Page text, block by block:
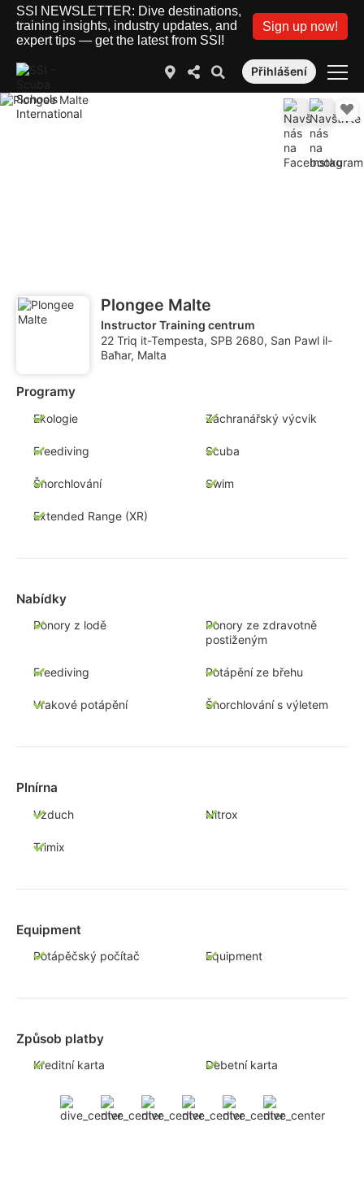
SSI NEWSLETTER: Dive destinations,
training insights, industry updates, and
expert tips — get the latest from SSI!
Sign up now!
Přihlášení
Plongee Malte
Instructor Training centrum
22 Triq it-Tempesta, SPB 2680, San Pawl il-
Baħar, Malta
Programy
Ekologie Záchranářský výcvik
Freediving Scuba
Šnorchlování Swim
Extended Range (XR)
Nabídky
Ponory z lodě
Ponory ze zdravotně
postiženým
Freediving Potápění ze břehu
Vrakové potápění Šnorchlování s výletem
Plnírna
Vzduch Nitrox
Trimix
Equipment
Potápěčský počítač Equipment
Způsob platby
Kreditní karta Debetní karta